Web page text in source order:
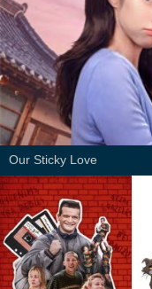
Our Sticky Love